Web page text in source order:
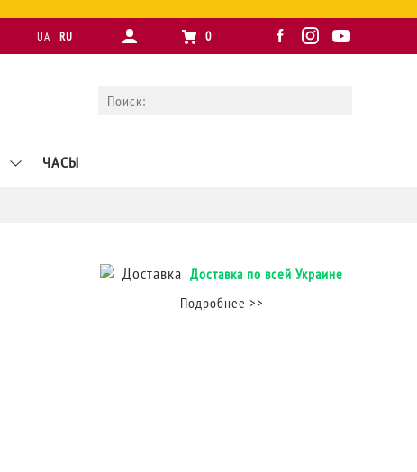
UA RU 0
ЧАСЫ
Доставка по всей Украине
Подробнее >>